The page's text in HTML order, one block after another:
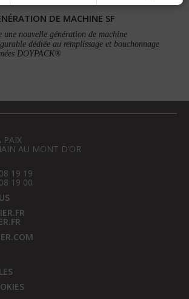
DE MACHINE SF
une nouvelle génération de machine
dédiée au remplissage et bouchonnage
DOYPACK®
PAIX
AU MONT D’OR
19 19
19 00